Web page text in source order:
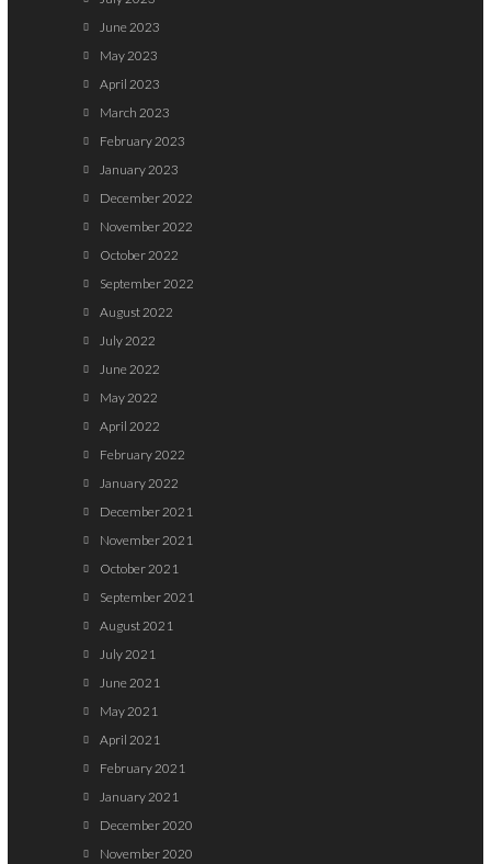
June 2023
May 2023
April 2023
March 2023
February 2023
January 2023
December 2022
November 2022
October 2022
September 2022
August 2022
July 2022
June 2022
May 2022
April 2022
February 2022
January 2022
December 2021
November 2021
October 2021
September 2021
August 2021
July 2021
June 2021
May 2021
April 2021
February 2021
January 2021
December 2020
November 2020